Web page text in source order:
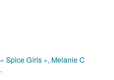
Spice Girls », Melanie C